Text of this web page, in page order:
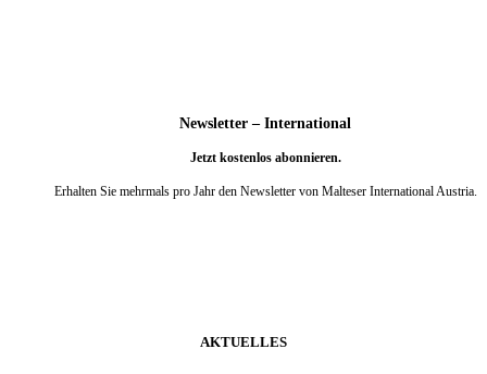
Newsletter – International
Jetzt kostenlos abonnieren.
Erhalten Sie mehrmals pro Jahr den Newsletter von Malteser International Austria.
AKTUELLES